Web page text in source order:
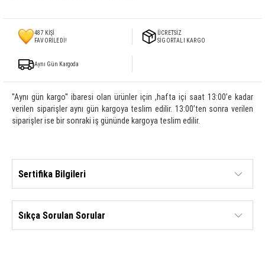
487 KİŞİ
FAVORİLEDİ!
ÜCRETSİZ
SİGORTALI KARGO
Aynı Gün Kargoda
''Aynı gün kargo'' ibaresi olan ürünler için ,hafta içi saat 13:00’e kadar
verilen siparişler aynı gün kargoya teslim edilir. 13:00’ten sonra verilen
siparişler ise bir sonraki iş gününde kargoya teslim edilir.
Sertifika Bilgileri
Sıkça Sorulan Sorular